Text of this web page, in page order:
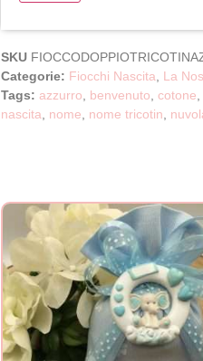
SKU
Categorie: Fiocchi Nascita
La
Tags: azzurro benvenuto cotone
nascita
nome nome tricotin